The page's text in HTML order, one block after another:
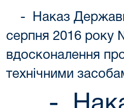
-
Наказ
серпня 2016 року
вдосконалення
технічними